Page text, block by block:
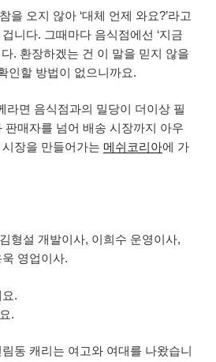
을 오지 않아 ‘대체 언제 와요?’라고
니다. 그때마다 음식점에선 ‘지금
. 환장하겠는 건 이 말을 믿지 않을
인할 방법이 없으니까요.
라면 음식점과의 밀당이 더이상 필
판매자를 넘어 배송 시장까지 아우
장을 만들어가는 메쉬코리아에 가
김형설 개발이사, 이희수 운영이사,
영업이사.
.
.
동 캐리는 여고와 여대를 나왔습니